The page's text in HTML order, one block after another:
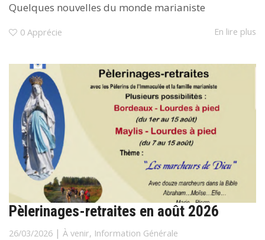
Quelques nouvelles du monde marianiste
0 Apprécie En lire plus
Pèlerinages-retraites en août 2026
26/03/2026 | À venir, Information Générale